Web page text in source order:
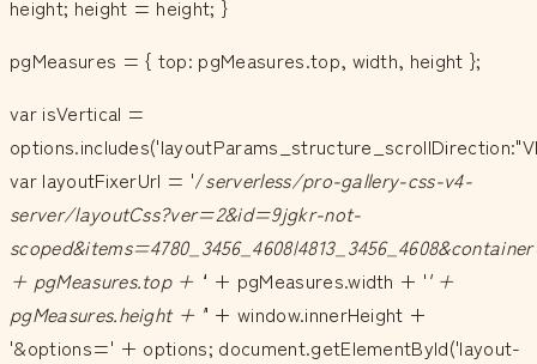
height; height = height; }
pgMeasures = { top: pgMeasures.top, width, height };
var isVertical =
var layoutFixerUrl = '/serverless/pro-gallery-css-v4-
server/layoutCss?ver=2&id=9jgkr-not-
+ pgMeasures.top + '' + pgMeasures.width + '' +
pgMeasures.height + '' + window.innerHeight +
'&options=' + options; document.getElementById('layout-